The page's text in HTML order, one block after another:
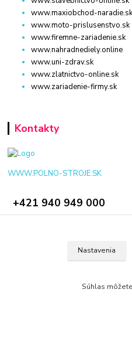
www.maxiobchod-
www.moto-prislusenstvo.sk
www.firemne-zariadenie.sk
www.nahradnediely.online
www.uni-zdrav.sk
www.zlatnictvo-online.sk
www.zariadenie-firmy.sk
Kontakty
WWW.POLNO-STROJE.SK
+421 940 949 000
Nastavenia
Súhlas